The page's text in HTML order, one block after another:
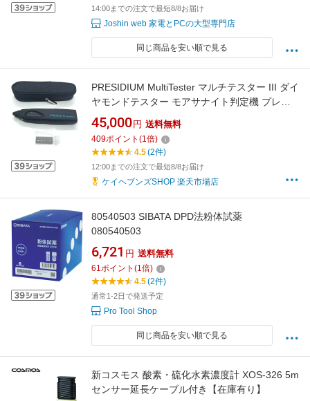
14:00までの注文で最短8/8お届け
Joshin web 家電とPCの大型専門店
同じ商品を安い順で見る
PRESIDIUM MultiTester マルチテスター III ダイ
ヤモンドテスター モアサナイト判定機 プレシ
ディウム
45,000 円 送料無料
409ポイント (1倍)
4.5(2件)
12:00までの注文で最短8/8お届け
ケイヘブンズSHOP 楽天市場店
80540503 SIBATA DPD法粉体試薬
080540503
6,721 円 送料無料
61ポイント (1倍)
4.5(2件)
通常1-2日で発送予定
Pro Tool Shop
同じ商品を安い順で見る
新コスモス 酸素・硫化水素濃度計 XOS-326 5m
センサー延長ケーブル付き【在庫有り】